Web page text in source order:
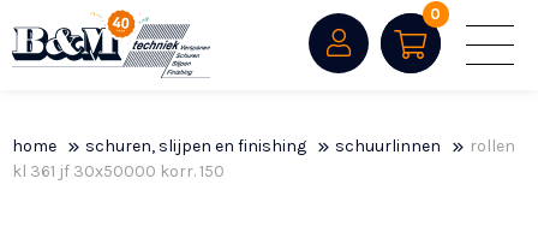
0
home schuren, slijpen en finishing schuurlinnen
rollen
kl 361 jf 30x50000 korr. 150